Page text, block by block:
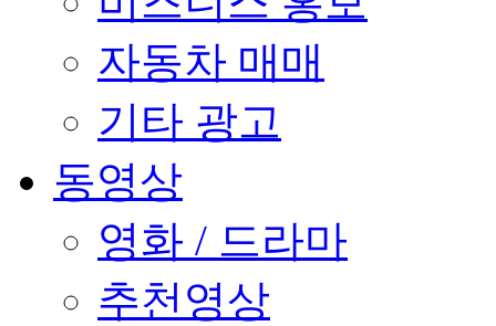
자동차 매매
기타 광고
동영상
영화 / 드라마
추천영상